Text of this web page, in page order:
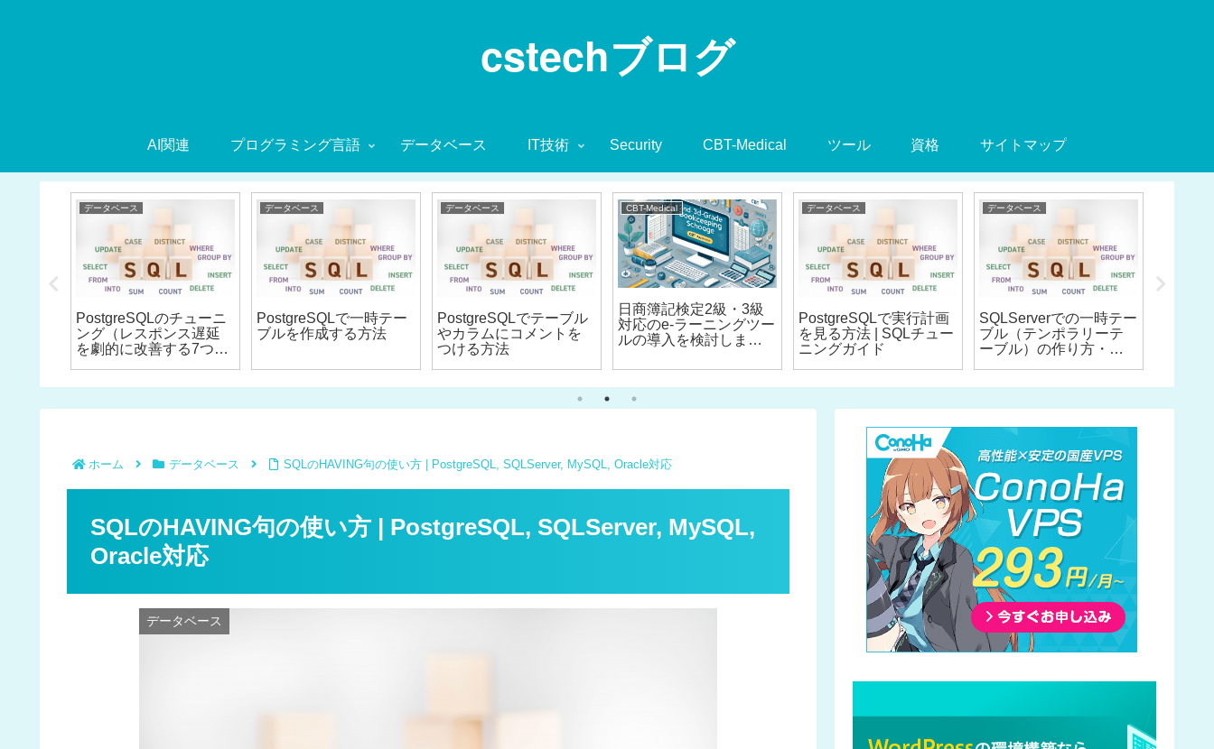
cstechブログ
AI関連 プログラミング言語 データベース IT技術 Security CBT-Medical ツール 資格 サイトマップ
データベース
PostgreSQLのチューニ
ング（レスポンス遅延
を劇的に改善する7つの
データベース
PostgreSQLで一時テー
ブルを作成する方法
データベース
PostgreSQLでテーブル
やカラムにコメントを
つける方法
CBT-Medical
日商簿記検定2級・3級
対応のe-ラーニングツー
ルの導入を検討しませ
データベース
PostgreSQLで実行計画
を見る方法 | SQLチュー
ニングガイド
データベース
SQLServerでの一時テー
ブル（テンポラリーテ
ーブル）の作り方・使
ホーム データベース SQLのHAVING句の使い方 | PostgreSQL, SQLServer, MySQL, Oracle対応
SQLのHAVING句の使い方 | PostgreSQL, SQLServer, MySQL,
Oracle対応
データベース